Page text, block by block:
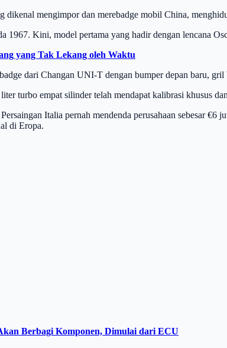
dikenal mengimpor dan merebadge mobil China,
1967. Kini, model pertama yang hadir dengan lencana
yang Tak Lekang oleh Waktu
dari Changan UNI-T dengan bumper depan baru,
turbo empat silinder telah mendapat kalibrasi khusus
Italia pernah mendenda perusahaan sebesar
di Eropa.
Berbagi Komponen, Dimulai dari ECU